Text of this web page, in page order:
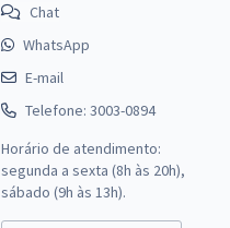
Chat
WhatsApp
E-mail
Telefone: 3003-0894
Horário de atendimento:
segunda a sexta (8h às 20h),
sábado (9h às 13h).